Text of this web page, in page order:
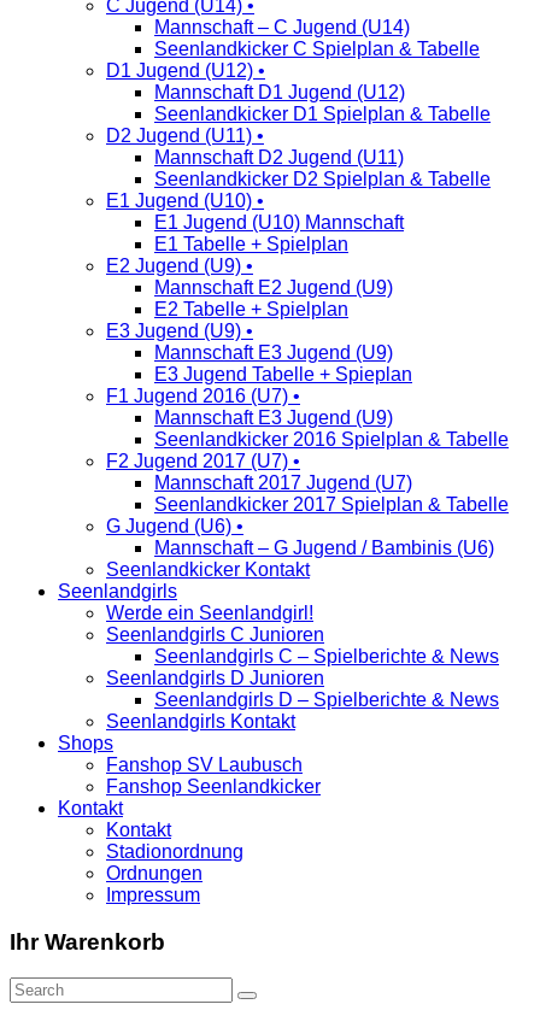
C Jugend (U14) •
Mannschaft – C Jugend (U14)
Seenlandkicker C Spielplan & Tabelle
D1 Jugend (U12) •
Mannschaft D1 Jugend (U12)
Seenlandkicker D1 Spielplan & Tabelle
D2 Jugend (U11) •
Mannschaft D2 Jugend (U11)
Seenlandkicker D2 Spielplan & Tabelle
E1 Jugend (U10) •
E1 Jugend (U10) Mannschaft
E1 Tabelle + Spielplan
E2 Jugend (U9) •
Mannschaft E2 Jugend (U9)
E2 Tabelle + Spielplan
E3 Jugend (U9) •
Mannschaft E3 Jugend (U9)
E3 Jugend Tabelle + Spieplan
F1 Jugend 2016 (U7) •
Mannschaft E3 Jugend (U9)
Seenlandkicker 2016 Spielplan & Tabelle
F2 Jugend 2017 (U7) •
Mannschaft 2017 Jugend (U7)
Seenlandkicker 2017 Spielplan & Tabelle
G Jugend (U6) •
Mannschaft – G Jugend / Bambinis (U6)
Seenlandkicker Kontakt
Seenlandgirls
Werde ein Seenlandgirl!
Seenlandgirls C Junioren
Seenlandgirls C – Spielberichte & News
Seenlandgirls D Junioren
Seenlandgirls D – Spielberichte & News
Seenlandgirls Kontakt
Shops
Fanshop SV Laubusch
Fanshop Seenlandkicker
Kontakt
Kontakt
Stadionordnung
Ordnungen
Impressum
Ihr Warenkorb